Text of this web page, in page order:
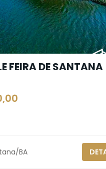
FEIRA DE SANTANA
BA